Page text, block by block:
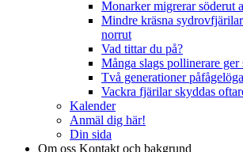
Monarker migrerar söderut
Mindre kräsna
norrut
Vad tittar du på?
Många slags pollinerare
Två generationer
Vackra fjärilar skyddas
Kalender
Anmäl dig här!
Din sida
Om oss Kontakt och bakgrund